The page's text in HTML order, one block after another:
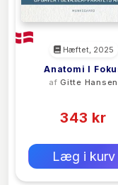
Hæftet, 2025
Anatomi I
afGitte Hansen
343 kr
Læg i kurv